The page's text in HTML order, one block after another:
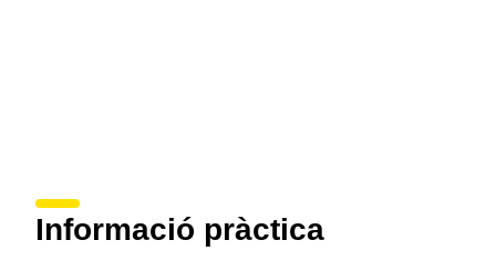
Informació pràctica